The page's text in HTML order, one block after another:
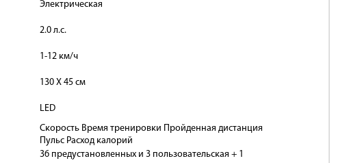
Электрическая
2.0 л.с.
1-12 км/ч
130 Х 45 см
LED
Скорость Время тренировки Пройденная дистанция
Пульс Расход калорий
36 предустановленных и 3 пользовательская + 1